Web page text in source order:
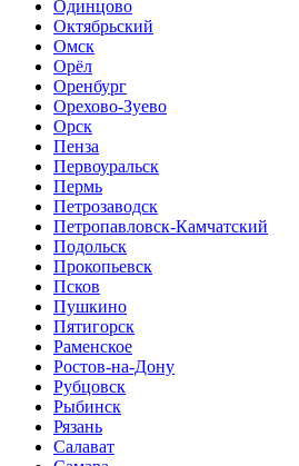
Одинцово
Октябрьский
Омск
Орёл
Оренбург
Орехово-Зуево
Орск
Пенза
Первоуральск
Пермь
Петрозаводск
Петропавловск-Камчатский
Подольск
Прокопьевск
Псков
Пушкино
Пятигорск
Раменское
Ростов-на-Дону
Рубцовск
Рыбинск
Рязань
Салават